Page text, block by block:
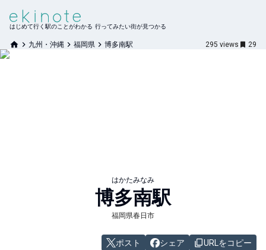
はじめて行く駅のことがわかる 行ってみたい街が見つかる
九州・沖縄 福岡県 博多南駅 295 views 29
はかたみなみ
博多南駅
福岡県春日市
ポスト シェア URLをコピー